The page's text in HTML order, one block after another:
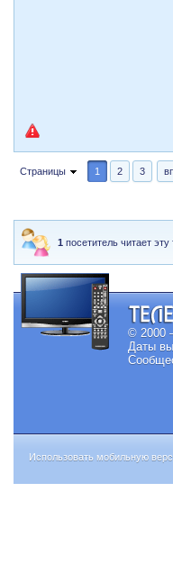
Страницы 1 2 3
1 посетитель читает
© 2000
Даты
Использовать мобильную